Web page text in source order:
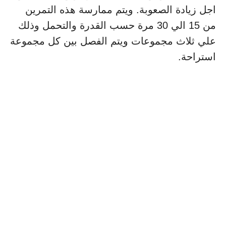
اجل زيادة الصعوبة. ويتم ممارسة هذه التمرين
من 15 الي 30 مرة حسب القدرة والتحمل وذلك
علي ثلاث مجموعات ويتم الفصل بين كل مجموعة
استراحة.